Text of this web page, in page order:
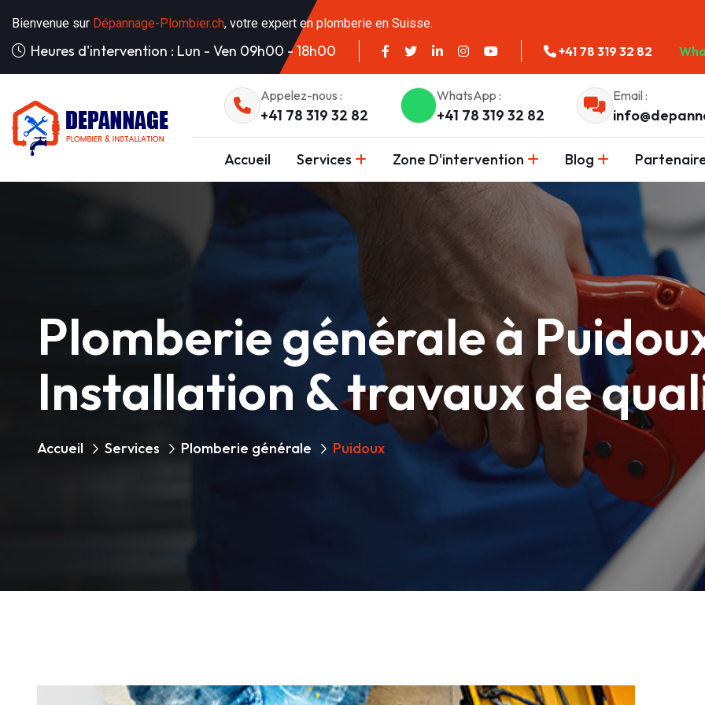
Bienvenue sur Dépannage-Plombier.ch, votre expert en plomberie en Suisse.
Heures d'intervention : Lun - Ven 09h00 - 18h00 +41 78 319 32 82
Appelez-nous :
+41 78 319 32 82
WhatsApp :
+41 78 319 32 82
Email :
Accueil Services Zone D'intervention Blog
Plomberie générale à
Installation & travaux de
Accueil Services Plomberie générale Puidoux